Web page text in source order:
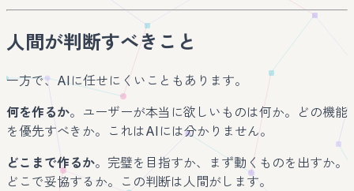
人間が判断すべきこと
一方で、AIに任せにくいこともあります。
何を作るか。ユーザーが本当に欲しいものは何か。どの機能
を優先すべきか。これはAIには分かりません。
どこまで作るか。完璧を目指すか、まず動くものを出すか。
どこで妥協するか。この判断は人間がします。